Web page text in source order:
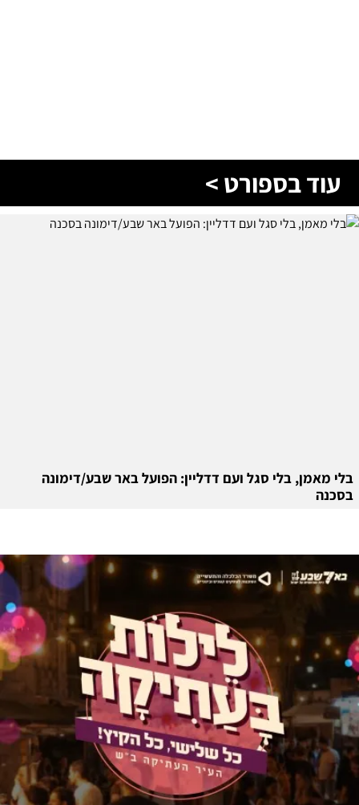
עוד בספורט >
בלי מאמן, בלי סגל ועם דדליין: הפועל באר שבע/דימונה
בסכנה